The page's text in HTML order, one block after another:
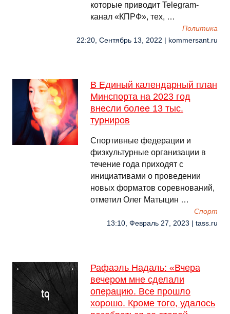
которые приводит Telegram-
канал «КПРФ», тех, …
Политика
22:20, Сентябрь 13, 2022 | kommersant.ru
В Единый календарный план
Минспорта на 2023 год
внесли более 13 тыс.
турниров
Спортивные федерации и
физкультурные организации в
течение года приходят с
инициативами о проведении
новых форматов соревнований,
отметил Олег Матыцин …
Спорт
13:10, Февраль 27, 2023 | tass.ru
Рафаэль Надаль: «Вчера
вечером мне сделали
операцию. Все прошло
хорошо. Кроме того, удалось